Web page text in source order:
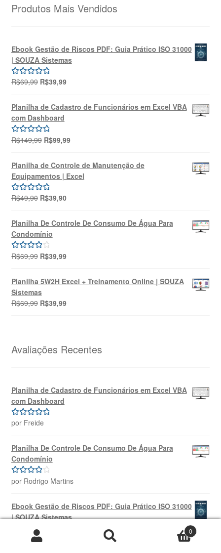
Produtos Mais Vendidos
Ebook Gestão de Riscos PDF: Guia Prático ISO 31000
| SOUZA Sistemas
Avaliação
R$69,99 O
original
era:
R$69,99.
R$39,99O
atual
é:
Planilha de Cadastro de Funcionários em Excel VBA
com Dashboard
Avaliação
R$149,99 O
original
era:
R$149,99.
R$99,99O
atual
é:
R$99,99.
Planilha de Controle de Manutenção de
Equipamentos | Excel
Avaliação
R$49,90 O
original
era:
R$49,90.
R$39,90O
atual
é:
Planilha De Controle De Consumo De Água Para
Condomínio
Avaliação
R$69,99 O
original
era:
R$69,99.
R$39,99O
atual
é:
R$39,99.
Planilha 5W2H Excel + Treinamento Online | SOUZA
Sistemas
R$69,99 O
R$69,99.
R$39,99O
R$39,99.
Avaliações Recentes
Planilha de Cadastro de Funcionários em Excel VBA
com Dashboard
Avaliação5
por Freide
Planilha De Controle De Consumo De Água Para
Condomínio
Avaliação
por Rodrigo Martins
Ebook Gestão de Riscos PDF: Guia Prático ISO 31000
| SOUZA Sistemas
Avaliação5
por William Alevate
Pesquisar
Pesquisar
0